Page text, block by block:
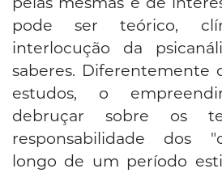
pode ser teórico,
interlocução da
saberes. Diferentemente
estudos, o
debruçar sobre os
responsabilidade dos
longo de um período